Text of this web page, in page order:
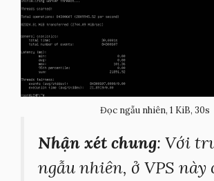
Đọc ngẫu nhiên, 1 KiB, 30s
Nhận xét chung: Với
ngẫu nhiên, ở VPS này